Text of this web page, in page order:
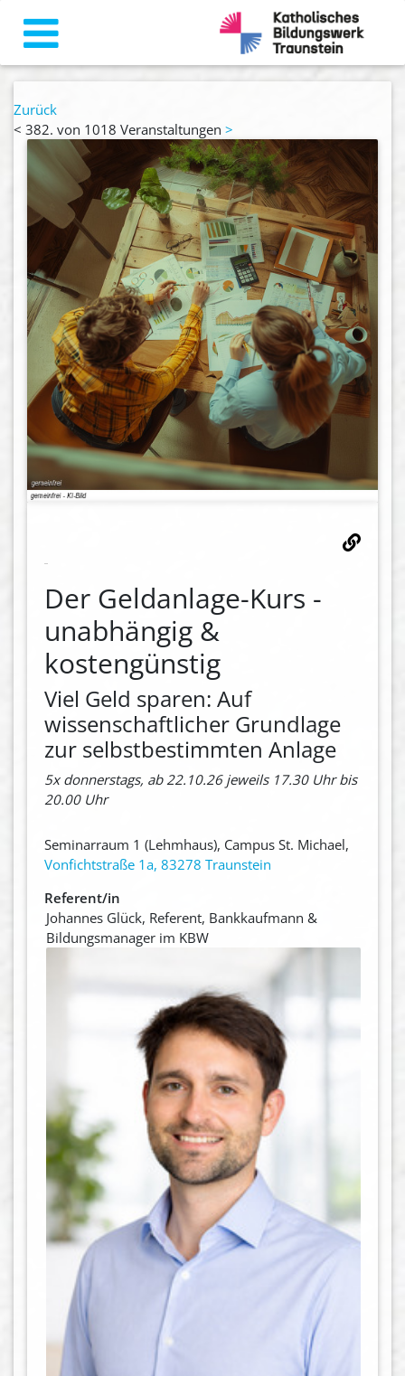
Zurück
< 382. von 1018 Veranstaltungen >
Der Geldanlage-Kurs -
unabhängig &
kostengünstig
Viel Geld sparen: Auf
wissenschaftlicher Grundlage
zur selbstbestimmten Anlage
5x donnerstags, ab 22.10.26 jeweils 17.30 Uhr bis
20.00 Uhr
Seminarraum 1 (Lehmhaus), Campus St. Michael,
Vonfichtstraße 1a, 83278 Traunstein
Referent/in
Johannes Glück, Referent, Bankkaufmann &
Bildungsmanager im KBW